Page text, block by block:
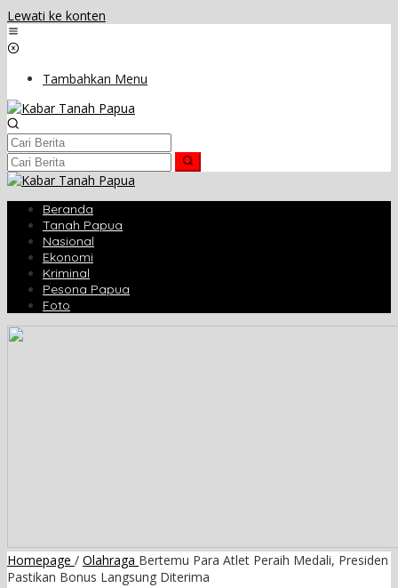
Lewati ke konten
Tambahkan Menu
Beranda
Tanah Papua
Nasional
Ekonomi
Kriminal
Pesona Papua
Foto
Homepage / Olahraga Bertemu Para Atlet Peraih Medali, Presiden
Pastikan Bonus Langsung Diterima